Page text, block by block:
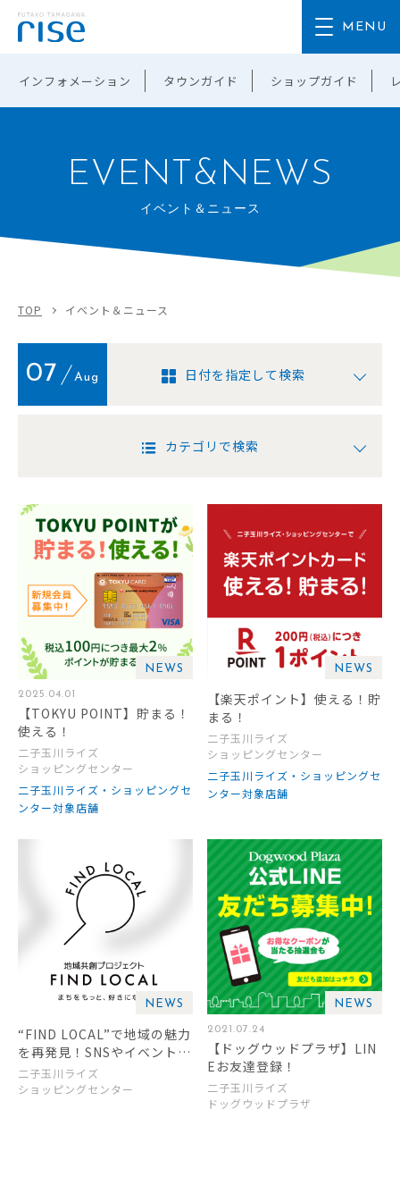
インフォメーション タウンガイド ショップガイド
EVENT&NEWS
イベント＆ニュース
TOP イベント＆ニュース
07 Aug 日付を指定して検索
カテゴリで検索
NEWS
2025.04.01
【TOKYU POINT】貯まる！
使える！
二子玉川ライズ
ショッピングセンター
二子玉川ライズ・ショッピングセ
ンター対象店舗
NEWS
【楽天ポイント】使える！貯
まる！
二子玉川ライズ
ショッピングセンター
二子玉川ライズ・ショッピングセ
ンター対象店舗
NEWS
“FIND LOCAL”で地域の魅力
を再発見！SNSやイベントを
通して、見つける！シェアす
る！
二子玉川ライズ
ショッピングセンター
NEWS
2021.07.24
【ドッグウッドプラザ】LIN
Eお友達登録！
二子玉川ライズ
ドッグウッドプラザ